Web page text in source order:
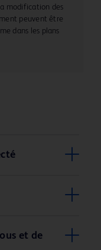
modification des
peuvent être
dans les plans
et de